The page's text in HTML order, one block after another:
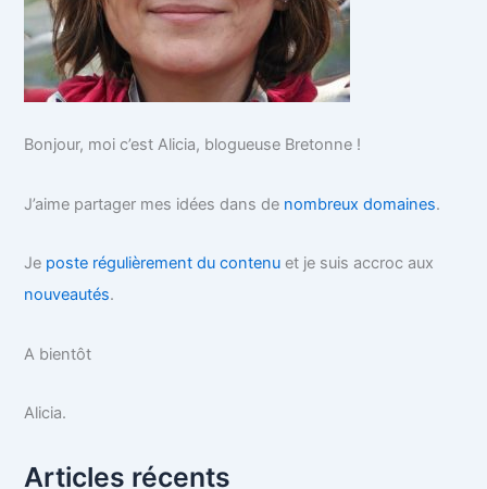
Bonjour, moi c’est Alicia, blogueuse Bretonne !
J’aime partager mes idées dans de nombreux domaines.
Je poste régulièrement du contenu et je suis accroc aux
nouveautés.
A bientôt
Alicia.
Articles récents